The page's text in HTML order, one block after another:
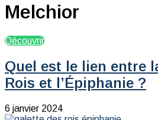
Melchior
Découvrir
Quel est le lien entre
Rois et l’Épiphanie ?
6 janvier 2024